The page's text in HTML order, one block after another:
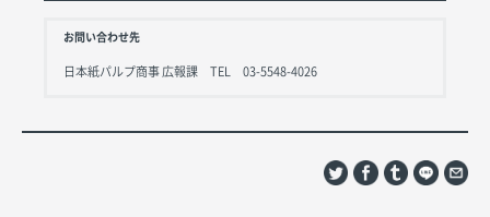
お問い合わせ先
日本紙パルプ商事 広報課 TEL 03-5548-4026